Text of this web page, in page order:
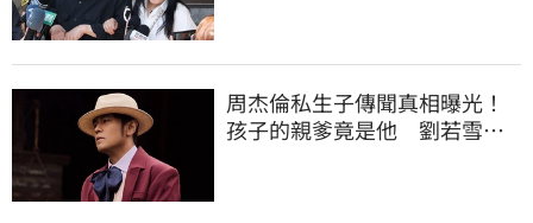
周杰倫私生子傳聞真相曝光！
孩子的親爹竟是他 劉若雪閨